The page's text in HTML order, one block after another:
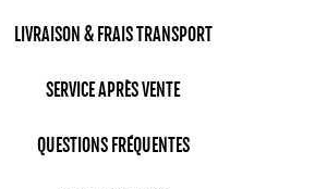
LIVRAISON & FRAIS TRANSPORT
SERVICE APRÈS VENTE
QUESTIONS FRÉQUENTES